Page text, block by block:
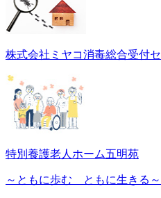
株式会社ミヤコ消毒総合受付
特別養護老人ホーム五明苑
～ともに歩む ともに生きる～